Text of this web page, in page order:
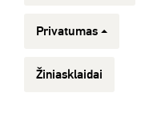
Privatumas
Žiniasklaidai